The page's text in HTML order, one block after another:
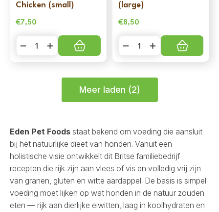
Chicken (small)
€7,50
Sausages
(large)
€8,50
Sausages
Meer laden (2)
Eden Pet Foods staat bekend om voeding die aansluit
bij het natuurlijke dieet van honden. Vanuit een
holistische visie ontwikkelt dit Britse familiebedrijf
recepten die rijk zijn aan vlees of vis en volledig vrij zijn
van granen, gluten en witte aardappel. De basis is simpel:
voeding moet lijken op wat honden in de natuur zouden
eten — rijk aan dierlijke eiwitten, laag in koolhydraten en